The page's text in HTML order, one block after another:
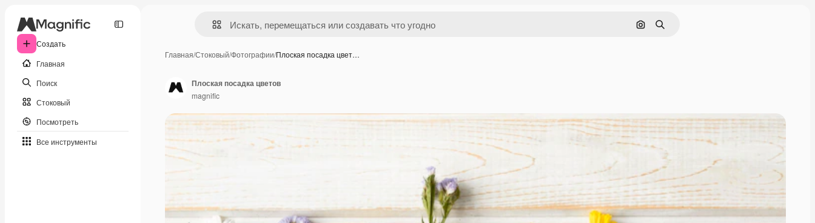
Создать
Главная
Поиск
Стоковый
Посмотреть
Все инструменты
Поиск по изображению
Поиск
Главная/Стоковый/Фотографии/Плоская посадка цвет…
Плоская посадка цветов
magnific